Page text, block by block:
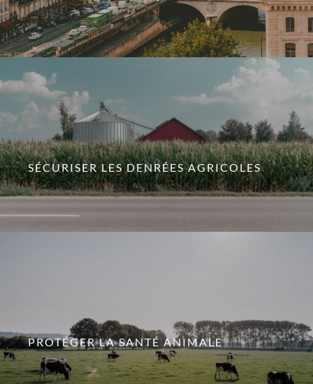
SÉCURISER LES DENRÉES AGRICOLES
PROTÉGER LA SANTÉ ANIMALE